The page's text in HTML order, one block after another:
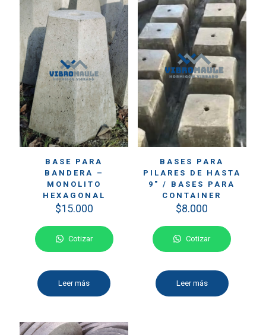
BASE PARA
BANDERA –
MONOLITO
HEXAGONAL
$15.000
Cotizar
Leer más
BASES PARA
PILARES DE HASTA
9″ / BASES PARA
CONTAINER
$8.000
Cotizar
Leer más